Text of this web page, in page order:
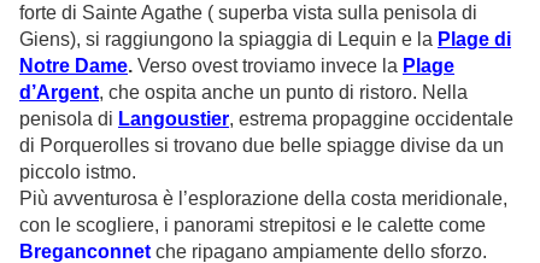
forte di Sainte Agathe ( superba vista sulla penisola di
Giens), si raggiungono la spiaggia di Lequin e la Plage di
Notre Dame. Verso ovest troviamo invece la Plage
d’Argent, che ospita anche un punto di ristoro. Nella
penisola di Langoustier, estrema propaggine occidentale
di Porquerolles si trovano due belle spiagge divise da un
piccolo istmo.
Più avventurosa è l’esplorazione della costa meridionale,
con le scogliere, i panorami strepitosi e le calette come
Breganconnet che ripagano ampiamente dello sforzo.